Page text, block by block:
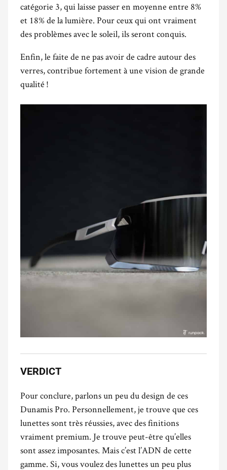
catégorie 3, qui laisse passer en moyenne entre 8%
et 18% de la lumière. Pour ceux qui ont vraiment
des problèmes avec le soleil, ils seront conquis.
Enfin, le faite de ne pas avoir de cadre autour des
verres, contribue fortement à une vision de grande
qualité !
VERDICT
Pour conclure, parlons un peu du design de ces
Dunamis Pro. Personnellement, je trouve que ces
lunettes sont très réussies, avec des finitions
vraiment premium. Je trouve peut-être qu’elles
sont assez imposantes. Mais c’est l’ADN de cette
gamme. Si, vous voulez des lunettes un peu plus